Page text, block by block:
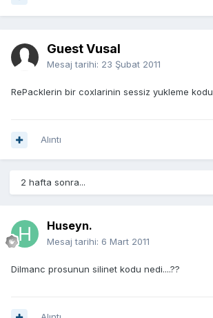
Guest Vusal
Mesaj tarihi: 23 Şubat 2011
RePacklerin bir coxlarinin sessiz yukleme kodu
Alıntı
2 hafta sonra...
Huseyn.
Mesaj tarihi: 6 Mart 2011
Dilmanc prosunun silinet kodu nedi....??